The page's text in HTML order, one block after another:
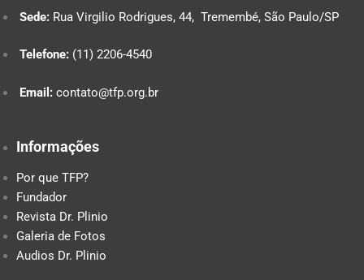
Sede: Rua Virgilio Rodrigues, 44, Tremembé, São Paulo/SP
Telefone: (11) 2206-4540
Email: contato@tfp.org.br
Informações
Por que TFP?
Fundador
Revista Dr. Plinio
Galeria de Fotos
Audios Dr. Plinio